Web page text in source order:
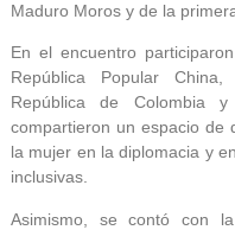
Maduro Moros y de la
En el encuentro
República Popular
República de Colombia
compartieron un espacio de
la mujer en la diplomacia y
inclusivas.
Asimismo, se contó con